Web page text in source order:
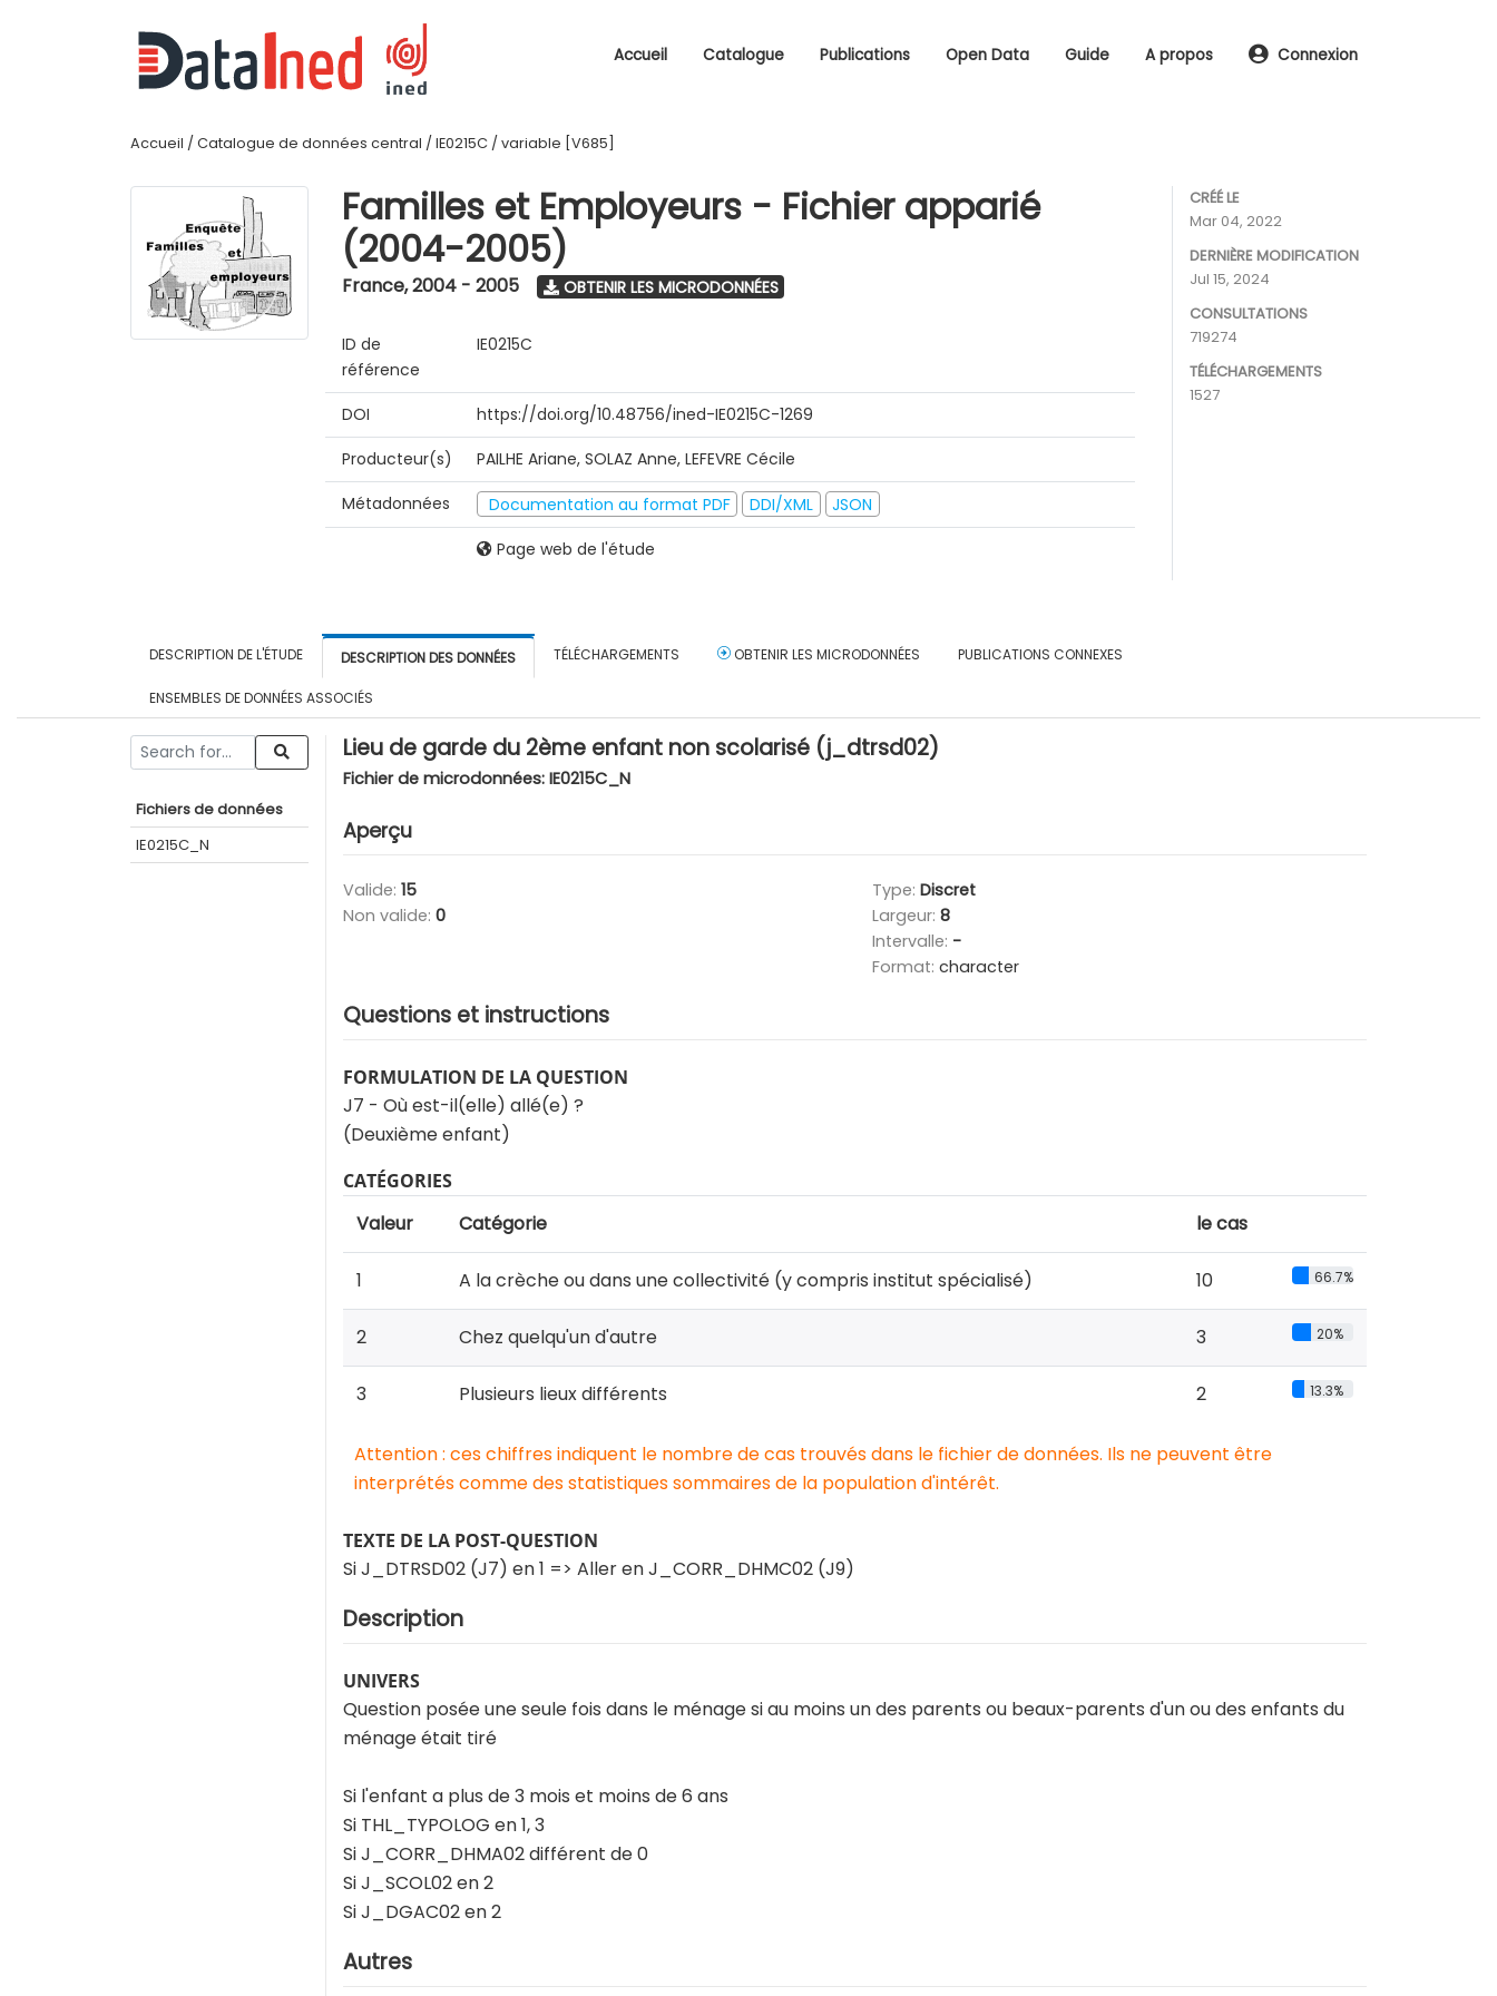
Accueil Catalogue Publications Open Data Guide A propos Connexion
Accueil / Catalogue de données central / IE0215C / variable [V685]
Familles et Employeurs - Fichier apparié
(2004-2005)
France,2004 - 2005 OBTENIR LES MICRODONNÉES
ID de
référence
IE0215C
DOI
https://doi.org/10.48756/ined-IE0215C-1269
Producteur(s)
PAILHE Ariane, SOLAZ Anne, LEFEVRE Cécile
Métadonnées
Documentation au format PDF DDI/XML
JSON
Page web de l'étude
CRÉÉ LE
Mar 04, 2022
DERNIÈRE MODIFICATION
Jul 15, 2024
CONSULTATIONS
719274
TÉLÉCHARGEMENTS
1527
DESCRIPTION DE L'ÉTUDE DESCRIPTION DES DONNÉES TÉLÉCHARGEMENTS OBTENIR LES MICRODONNÉES PUBLICATIONS CONNEXES
ENSEMBLES DE DONNÉES ASSOCIÉS
Fichiers de données
IE0215C_N
Lieu de garde du 2ème enfant non scolarisé (j_dtrsd02)
Fichier de microdonnées: IE0215C_N
Aperçu
Valide: 15
Non valide: 0
Type: Discret
Largeur: 8
Intervalle: -
Format: character
Questions et instructions
FORMULATION DE LA QUESTION
J7 - Où est-il(elle) allé(e) ?
(Deuxième enfant)
CATÉGORIES
Valeur Catégorie le cas
1 A la crèche ou dans une collectivité (y compris institut spécialisé) 10 66.7%
2 Chez quelqu'un d'autre 3 20%
3 Plusieurs lieux différents 2 13.3%
Attention : ces chiffres indiquent le nombre de cas trouvés dans le fichier de données. Ils ne peuvent être
interprétés comme des statistiques sommaires de la population d'intérêt.
TEXTE DE LA POST-QUESTION
Si J_DTRSD02 (J7) en 1 => Aller en J_CORR_DHMC02 (J9)
Description
UNIVERS
Question posée une seule fois dans le ménage si au moins un des parents ou beaux-parents d'un ou des enfants du
ménage était tiré
Si l'enfant a plus de 3 mois et moins de 6 ans
Si THL_TYPOLOG en 1, 3
Si J_CORR_DHMA02 différent de 0
Si J_SCOL02 en 2
Si J_DGAC02 en 2
Autres